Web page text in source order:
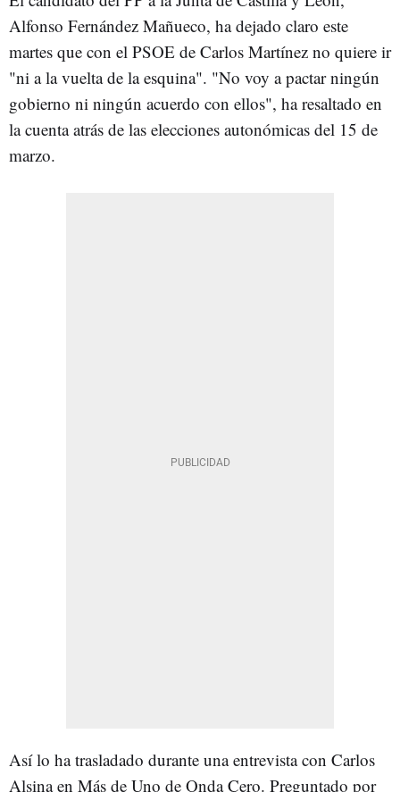
Alfonso Fernández Mañueco, ha dejado claro este
martes que con el PSOE de Carlos Martínez no quiere ir
"ni a la vuelta de la esquina". "No voy a pactar ningún
gobierno ni ningún acuerdo con ellos", ha resaltado en
la cuenta atrás de las elecciones autonómicas del 15 de
marzo.
Así lo ha trasladado durante una entrevista con Carlos
Alsina en Más de Uno de Onda Cero. Preguntado por